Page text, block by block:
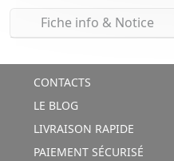
Fiche info & Notice
CONTACTS
LE BLOG
LIVRAISON RAPIDE
PAIEMENT SÉCURISÉ